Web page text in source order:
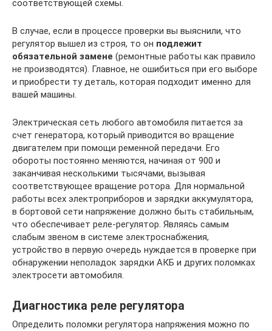
соответствующей схемы.
В случае, если в процессе проверки вы выяснили, что
регулятор вышел из строя, то он подлежит
обязательной замене (ремонтные работы как правило
не производятся). Главное, не ошибиться при его выборе
и приобрести ту деталь, которая подходит именно для
вашей машины.
Электрическая сеть любого автомобиля питается за
счет генератора, который приводится во вращение
двигателем при помощи ременной передачи. Его
обороты постоянно меняются, начиная от 900 и
заканчивая несколькими тысячами, вызывая
соответствующее вращение ротора. Для нормальной
работы всех электроприборов и зарядки аккумулятора,
в бортовой сети напряжение должно быть стабильным,
что обеспечивает реле-регулятор. Являясь самым
слабым звеном в системе электроснабжения,
устройство в первую очередь нуждается в проверке при
обнаружении неполадок зарядки АКБ и других поломках
электросети автомобиля.
Диагностика реле регулятора
Определить поломки регулятора напряжения можно по